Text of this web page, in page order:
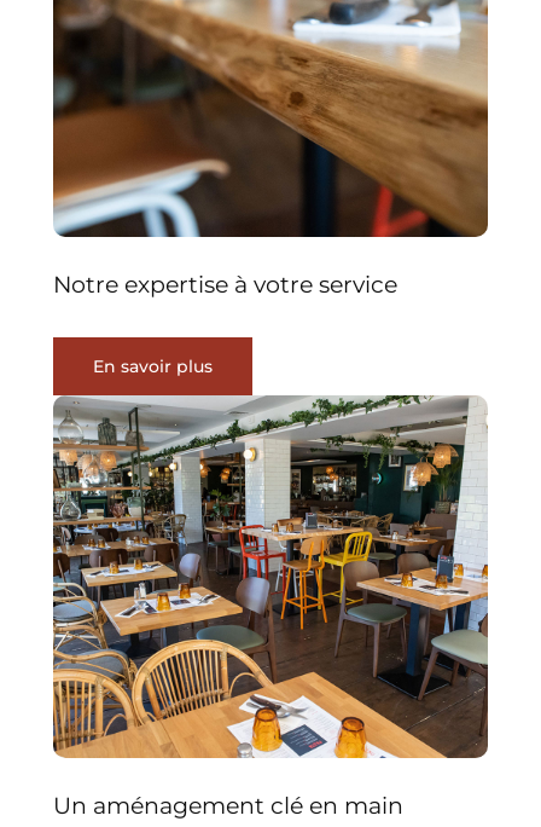
Notre expertise à votre service
En savoir plus
Un aménagement clé en main